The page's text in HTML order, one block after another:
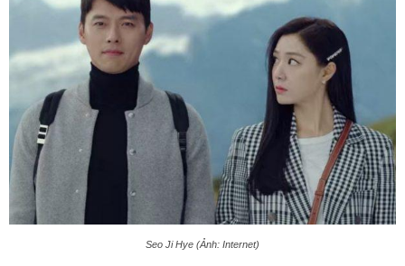
Seo Ji Hye (Ảnh: Internet)